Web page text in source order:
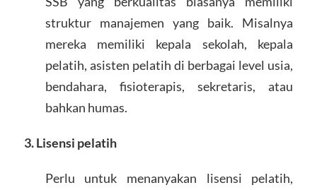
struktur manajemen yang baik. Misalnya
mereka memiliki kepala sekolah, kepala
pelatih, asisten pelatih di berbagai level usia,
bendahara, fisioterapis, sekretaris, atau
bahkan humas.
3. Lisensi pelatih
Perlu untuk menanyakan lisensi pelatih,